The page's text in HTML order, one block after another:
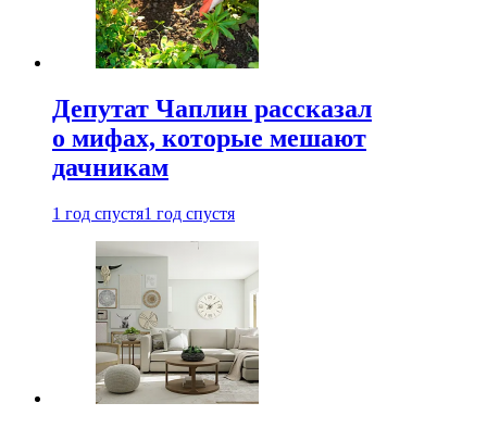
Депутат Чаплин рассказал
о мифах, которые мешают
дачникам
1 год спустя1 год спустя